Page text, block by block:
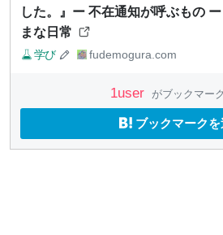
した。』ー 不在通知が呼ぶもの
まな日常
学び fudemogura.com
1user がブックマーク
ブックマークを